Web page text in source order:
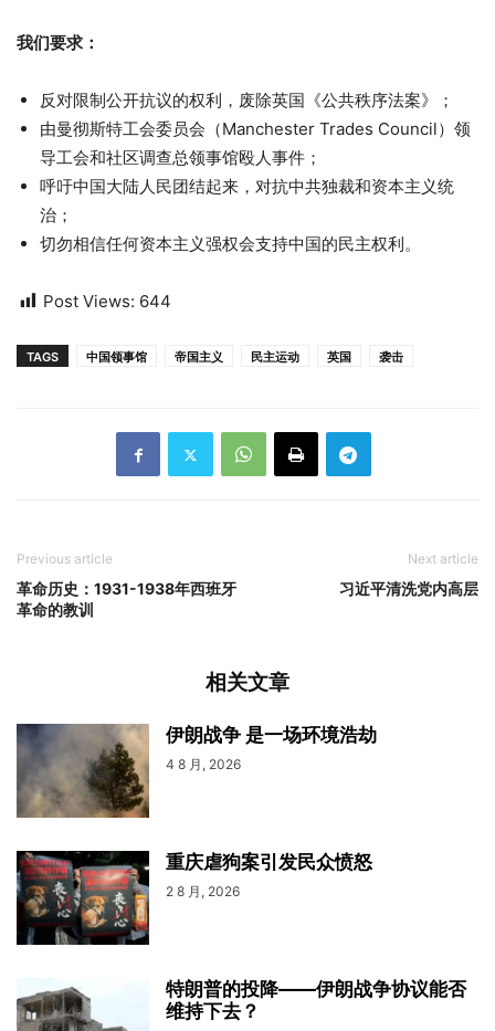
我们要求：
反对限制公开抗议的权利，废除英国《公共秩序法案》；
由曼彻斯特工会委员会（Manchester Trades Council）领
导工会和社区调查总领事馆殴人事件；
呼吁中国大陆人民团结起来，对抗中共独裁和资本主义统
治；
切勿相信任何资本主义强权会支持中国的民主权利。
Post Views: 644
TAGS 中国领事馆 帝国主义 民主运动 英国 袭击
Previous article
革命历史：1931-1938年西班牙
革命的教训
Next article
习近平清洗党内高层
相关文章
伊朗战争 是一场环境浩劫
4 8 月, 2026
重庆虐狗案引发民众愤怒
2 8 月, 2026
特朗普的投降——伊朗战争协议能否
维持下去？